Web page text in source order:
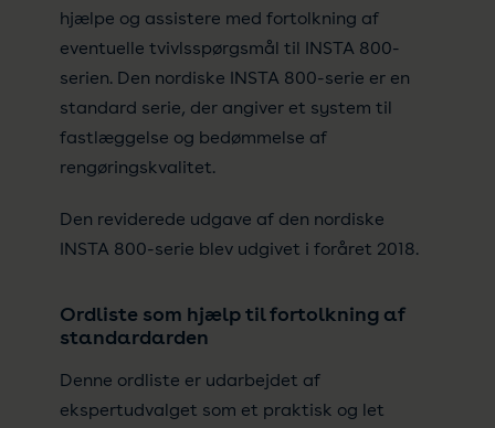
hjælpe og assistere med fortolkning af
eventuelle tvivlsspørgsmål til INSTA 800-
serien. Den nordiske INSTA 800-serie er en
standard serie, der angiver et system til
fastlæggelse og bedømmelse af
rengøringskvalitet.
Den reviderede udgave af den nordiske
INSTA 800-serie blev udgivet i foråret 2018.
Ordliste som hjælp til fortolkning af
standardarden
Denne ordliste er udarbejdet af
ekspertudvalget som et praktisk og let